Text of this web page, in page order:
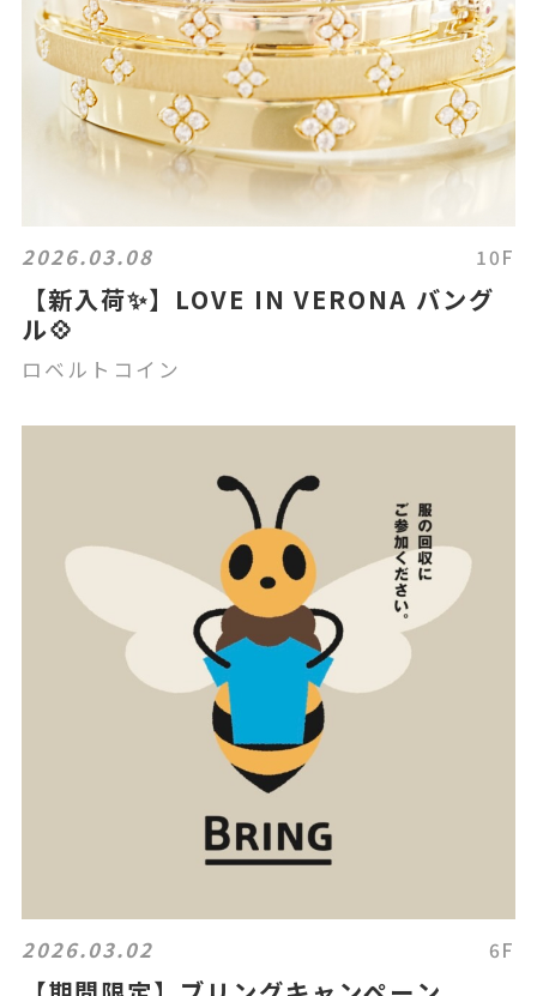
2026.03.08 10F
【新入荷✨】LOVE IN VERONA バング
ル💠
ロベルトコイン
2026.03.02 6F